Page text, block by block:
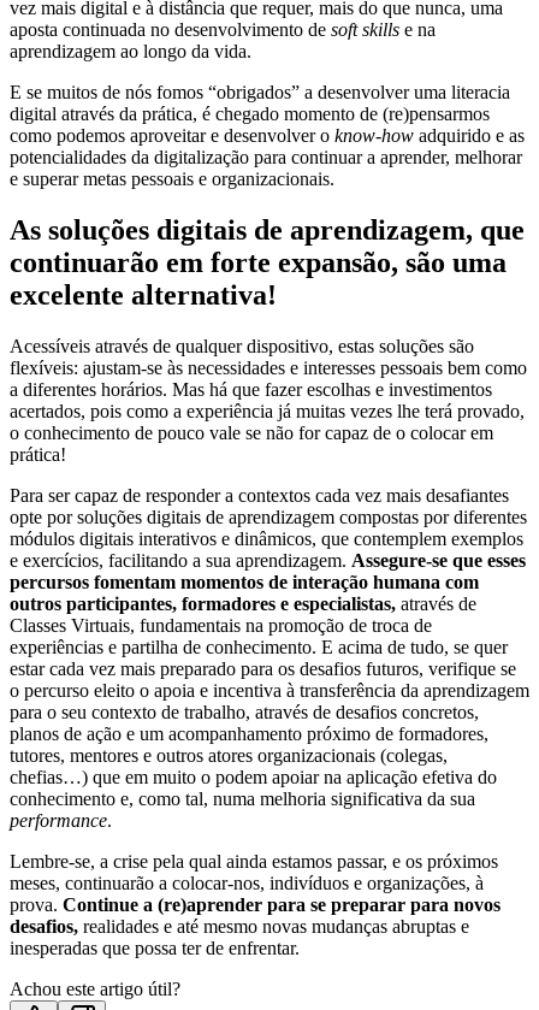
vez mais digital e à distância que requer, mais do que nunca, uma
aposta continuada no desenvolvimento de soft skills e na
aprendizagem ao longo da vida.
E se muitos de nós fomos “obrigados” a desenvolver uma literacia
digital através da prática, é chegado momento de (re)pensarmos
como podemos aproveitar e desenvolver o know-how adquirido e as
potencialidades da digitalização para continuar a aprender, melhorar
e superar metas pessoais e organizacionais.
As soluções digitais de aprendizagem, que
continuarão em forte expansão, são uma
excelente alternativa!
Acessíveis através de qualquer dispositivo, estas soluções são
flexíveis: ajustam-se às necessidades e interesses pessoais bem como
a diferentes horários. Mas há que fazer escolhas e investimentos
acertados, pois como a experiência já muitas vezes lhe terá provado,
o conhecimento de pouco vale se não for capaz de o colocar em
prática!
Para ser capaz de responder a contextos cada vez mais desafiantes
opte por soluções digitais de aprendizagem compostas por diferentes
módulos digitais interativos e dinâmicos, que contemplem exemplos
e exercícios, facilitando a sua aprendizagem. Assegure-se que esses
percursos fomentam momentos de interação humana com
outros participantes, formadores e especialistas, através de
Classes Virtuais, fundamentais na promoção de troca de
experiências e partilha de conhecimento. E acima de tudo, se quer
estar cada vez mais preparado para os desafios futuros, verifique se
o percurso eleito o apoia e incentiva à transferência da aprendizagem
para o seu contexto de trabalho, através de desafios concretos,
planos de ação e um acompanhamento próximo de formadores,
tutores, mentores e outros atores organizacionais (colegas,
chefias…) que em muito o podem apoiar na aplicação efetiva do
conhecimento e, como tal, numa melhoria significativa da sua
performance.
Lembre-se, a crise pela qual ainda estamos passar, e os próximos
meses, continuarão a colocar-nos, indivíduos e organizações, à
prova. Continue a (re)aprender para se preparar para novos
desafios, realidades e até mesmo novas mudanças abruptas e
inesperadas que possa ter de enfrentar.
Achou este artigo útil?